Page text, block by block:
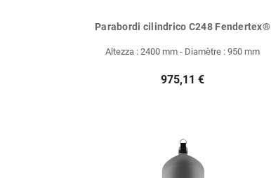
Parabordi cilindrico C248 Fendertex®
Altezza : 2400 mm - Diamètre : 950 mm
975,11 €